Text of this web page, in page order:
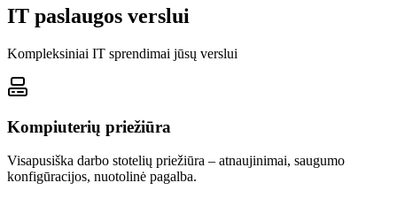
IT paslaugos verslui
Kompleksiniai IT sprendimai jūsų verslui
Kompiuterių priežiūra
Visapusiška darbo stotelių priežiūra – atnaujinimai, saugumo
konfigūracijos, nuotolinė pagalba.